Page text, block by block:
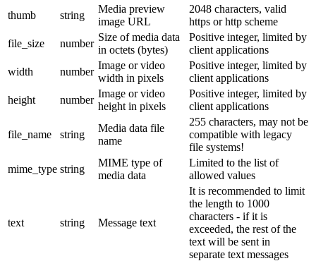
thumb
string
Media preview
image URL
2048 characters, valid
https or http scheme
file_size
number
Size of media data
in octets (bytes)
Positive integer, limited by
client applications
width
number
Image or video
width in pixels
Positive integer, limited by
client applications
height
number
Image or video
height in pixels
Positive integer, limited by
client applications
file_name string
Media data file
name
255 characters, may not be
compatible with legacy
file systems!
mime_type string
MIME type of
media data
Limited to the list of
allowed values
text string Message text
It is recommended to limit
the length to 1000
characters - if it is
exceeded, the rest of the
text will be sent in
separate text messages